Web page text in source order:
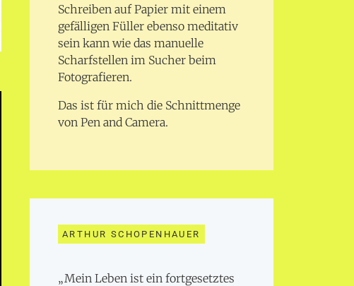
Schreiben auf Papier mit einem
gefälligen Füller ebenso meditativ
sein kann wie das manuelle
Scharfstellen im Sucher beim
Fotografieren.
Das ist für mich die Schnittmenge
von Pen and Camera.
ARTHUR SCHOPENHAUER
„Mein Leben ist ein fortgesetztes